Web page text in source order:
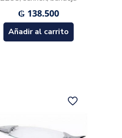
₲138.500
Añadir al carrito